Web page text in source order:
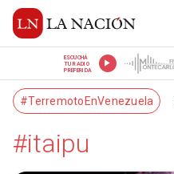
ESCUCHÁ
TU RADIO
PREFERIDA
#TerremotoEnVenezuela
#itaipu